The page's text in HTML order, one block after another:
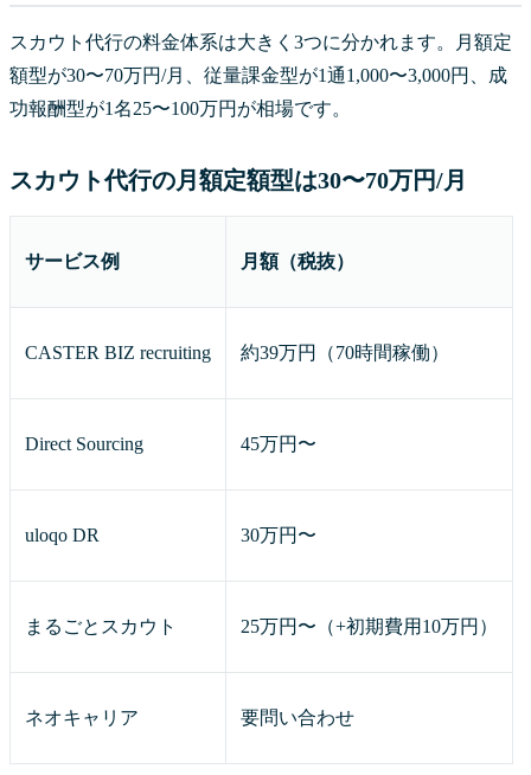
スカウト代行の料金体系は大きく3つに分かれます。月額定
額型が30〜70万円/月、従量課金型が1通1,000〜3,000円、成
功報酬型が1名25〜100万円が相場です。
スカウト代行の月額定額型は30〜70万円/月
サービス例 月額（税抜）
CASTER BIZ recruiting 約39万円（70時間稼働）
Direct Sourcing 45万円〜
uloqo DR 30万円〜
まるごとスカウト 25万円〜（+初期費用10万円）
ネオキャリア 要問い合わせ